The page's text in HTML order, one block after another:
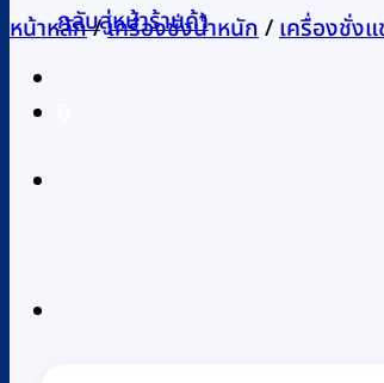
กลับสู่หน้าร้านค้า
หน้าหลัก/เครื่องชั่งน้ำหนัก/เครื่องชั่ง